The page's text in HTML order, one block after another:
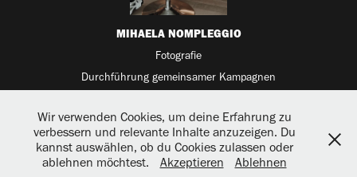
MIHAELA NOMPLEGGIO
Fotografie
Durchführung gemeinsamer Kampagnen
©2025 Julia C. Woellner
Wir verwenden Cookies, um deine Erfahrung zu
verbessern und relevante Inhalte anzuzeigen. Du
kannst auswählen, ob du Cookies zulassen oder
ablehnen möchtest.
Akzeptieren Ablehnen